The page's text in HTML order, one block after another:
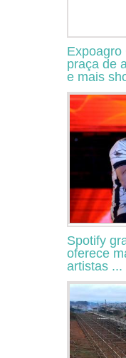
Expoagro
praça de
e mais
Spotify
oferece
artistas ...